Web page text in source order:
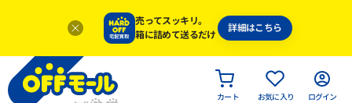
売ってスッキリ。
箱に詰めて送るだけ
詳細はこちら
カート お気に入り ログイン